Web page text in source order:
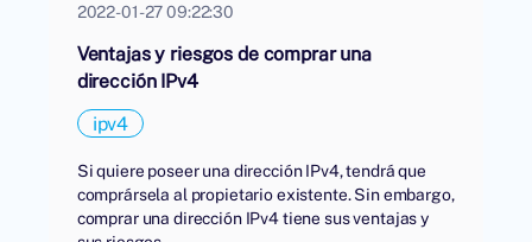
2022-01-27 09:22:30
Ventajas y riesgos de comprar una
dirección IPv4
ipv4
Si quiere poseer una dirección IPv4, tendrá que
comprársela al propietario existente. Sin embargo,
comprar una dirección IPv4 tiene sus ventajas y